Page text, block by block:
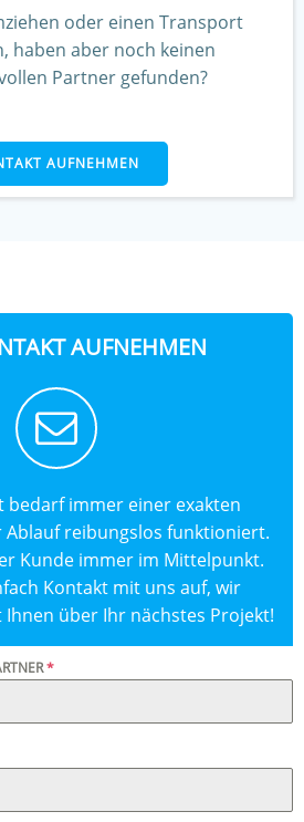
oder einen Transport
haben aber noch keinen
Partner gefunden?
AUFNEHMEN
AUFNEHMEN
bedarf immer einer exakten
Ablauf reibungslos funktioniert.
Kunde immer im Mittelpunkt.
Kontakt mit uns auf, wir
über Ihr nächstes Projekt!
*